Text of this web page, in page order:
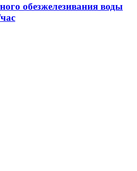
обезжелезивания воды